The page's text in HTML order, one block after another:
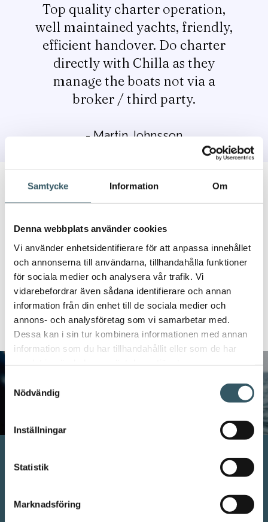
Samtycke Information Om
Denna webbplats använder cookies
Vi använder enhetsidentifierare för att anpassa innehållet
och annonserna till användarna, tillhandahålla funktioner
för sociala medier och analysera vår trafik. Vi
vidarebefordrar även sådana identifierare och annan
information från din enhet till de sociala medier och
annons- och analysföretag som vi samarbetar med.
Dessa kan i sin tur kombinera informationen med annan
information som du har tillhandahållit eller som de har
Samtyckesval
Nödvändig
Inställningar
Statistik
Marknadsföring
Top quality charter operation,
well maintained yachts, friendly,
efficient handover. Do charter
directly with Chilla as they
manage the boats not via a
broker / third party.
- Martin Johnsson
Team Chilla Sailing
Lidija Reskovac
Booking Manager
booking@chillasailing.com
Anton Lucin
Base Manager
1 23
Följ oss på Instagram